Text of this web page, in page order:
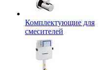
Комплектующие для
смесителей